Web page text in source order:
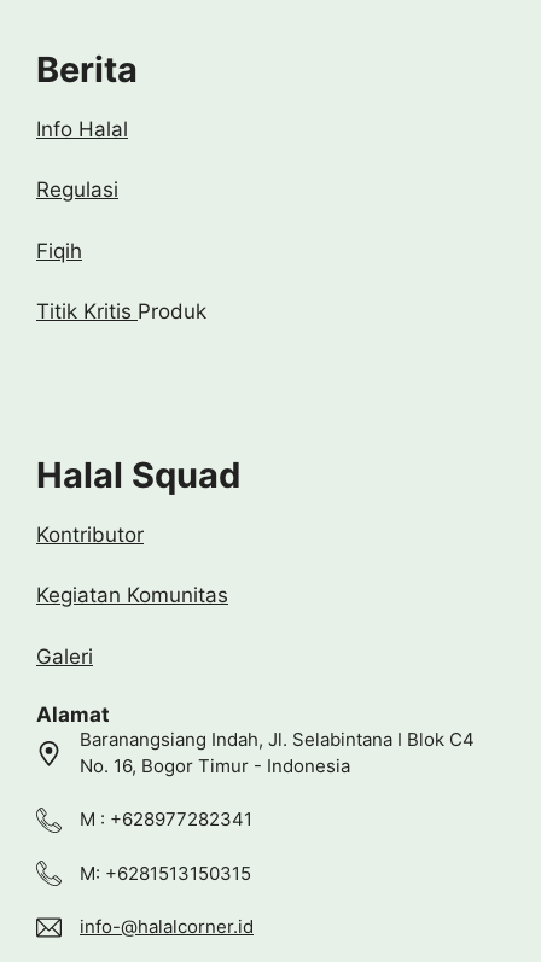
Berita
Info Halal
Regulasi
Fiqih
Titik Kritis Produk
Halal Squad
Kontributor
Kegiatan Komunitas
Galeri
Alamat
Baranangsiang Indah, Jl. Selabintana I Blok C4
No. 16, Bogor Timur - Indonesia
M : +628977282341
M: +6281513150315
info-@halalcorner.id